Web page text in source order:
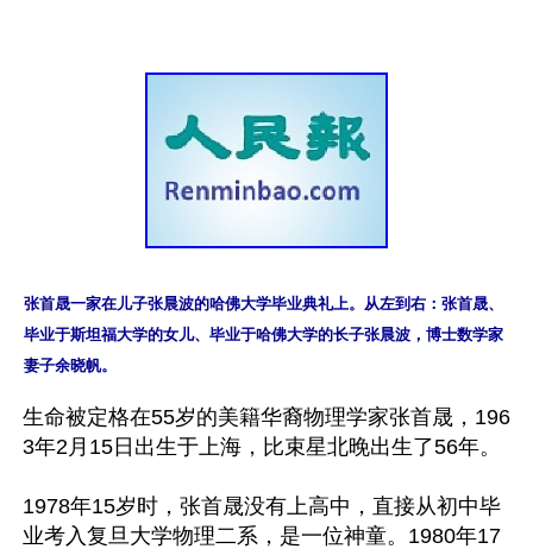
张首晟一家在儿子张晨波的哈佛大学毕业典礼上。从左到右：张首晟、
毕业于斯坦福大学的女儿、毕业于哈佛大学的长子张晨波，博士数学家
生命被定格在55岁的美籍华裔物理学家张首晟，196
3年2月15日出生于上海，比束星北晚出生了56年。
1978年15岁时，张首晟没有上高中，直接从初中毕
业考入复旦大学物理二系，是一位神童。1980年17